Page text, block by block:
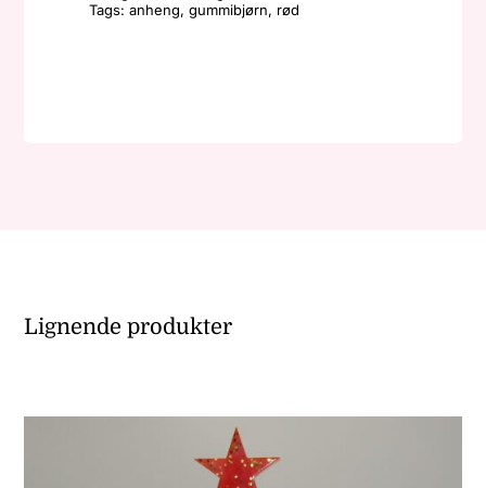
-
Tags:anheng,gummibjørn, rød
Lignende produkter